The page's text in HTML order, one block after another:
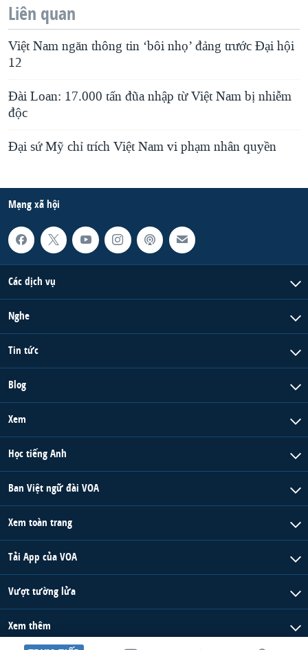
Liên quan
Việt Nam ngăn thông tin ‘bôi nhọ’ đảng trước Đại hội
12
Đài Loan: 17.000 tấn đũa nhập từ Việt Nam bị nhiễm
độc
Đại sứ Mỹ chỉ trích Việt Nam vi phạm nhân quyền
Mạng xã hội
Các dịch vụ
Nghe
Tin tức
Blog
Xem
Học tiếng Anh
Ban Việt ngữ đài VOA
Xem toàn trang
Tải App của VOA
Vượt tường lửa
Xem thêm